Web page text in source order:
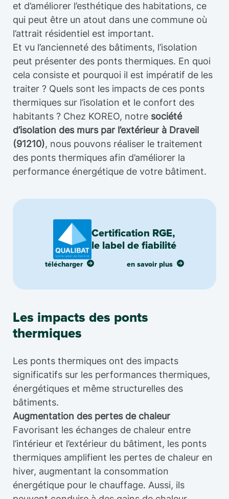
et d’améliorer l’esthétique des habitations, ce
qui peut être un atout dans une commune où
l’attrait résidentiel est important.
Et vu l’ancienneté des bâtiments, l’isolation
peut présenter des ponts thermiques. En quoi
cela consiste et pourquoi il est impératif de les
traiter ? Quels sont les impacts de ces ponts
thermiques sur l’isolation et le confort des
habitants ? Chez KOREO, notre société
d’isolation des murs par l’extérieur à Draveil
(91210), nous pouvons réaliser le traitement
des ponts thermiques afin d’améliorer la
performance énergétique de votre bâtiment.
Certification RGE,
le label de fiabilité
télécharger en savoir plus
Les impacts des ponts
thermiques
Les ponts thermiques ont des impacts
significatifs sur les performances thermiques,
énergétiques et même structurelles des
bâtiments.
Augmentation des pertes de chaleur
Favorisant les échanges de chaleur entre
l’intérieur et l’extérieur du bâtiment, les ponts
thermiques amplifient les pertes de chaleur en
hiver, augmentant la consommation
énergétique pour le chauffage. Aussi, ils